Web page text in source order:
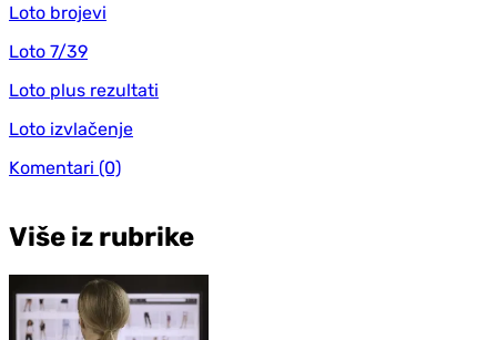
Loto brojevi
Loto 7/39
Loto plus rezultati
Loto izvlačenje
Komentari (0)
Više iz rubrike